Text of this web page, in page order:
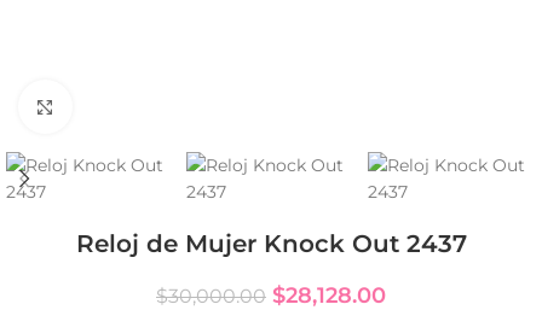
Reloj de Mujer Knock Out 2437
$30,000.00 $28,128.00